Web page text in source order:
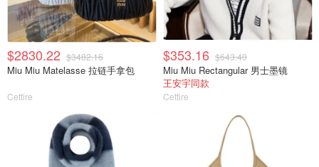
$2830.22 $3482.16
Miu Miu Matelasse 拉链手拿包
Cettire
$353.16 $643.40
Miu Miu Rectangular 男士墨镜
王安宇同款
Cettire